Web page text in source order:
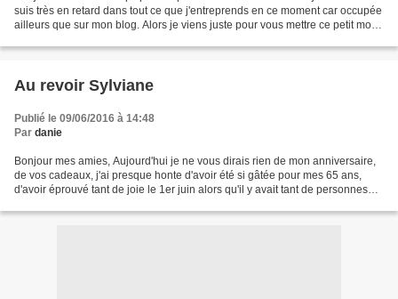
suis très en retard dans tout ce que j'entreprends en ce moment car occupée
ailleurs que sur mon blog. Alors je viens juste pour vous mettre ce petit mot,
Au revoir Sylviane
Publié le 09/06/2016 à 14:48
Par danie
Bonjour mes amies, Aujourd'hui je ne vous dirais rien de mon anniversaire,
de vos cadeaux, j'ai presque honte d'avoir été si gâtée pour mes 65 ans,
d'avoir éprouvé tant de joie le 1er juin alors qu'il y avait tant de personnes